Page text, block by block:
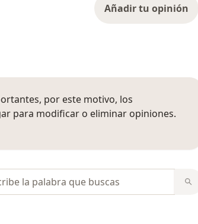
Añadir tu opinión
por este motivo, los
para modificar o eliminar opiniones.
en opiniones